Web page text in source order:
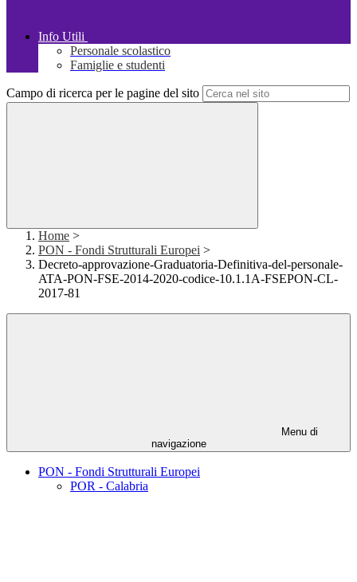
Info Utili
Personale scolastico
Famiglie e studenti
Campo di ricerca per le pagine del sito
Home >
PON - Fondi Strutturali Europei >
Decreto-approvazione-Graduatoria-Definitiva-del-personale-
ATA-PON-FSE-2014-2020-codice-10.1.1A-FSEPON-CL-
2017-81
Menu di
navigazione
PON - Fondi Strutturali Europei
POR - Calabria